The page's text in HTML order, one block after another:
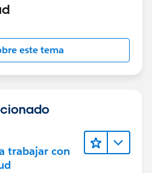
este tema
trabajar con